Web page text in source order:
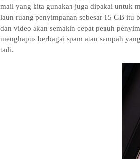
mail yang kita gunakan juga dipakai untuk
laun ruang penyimpanan sebesar 15 GB itu
dan video akan semakin cepat penuh
menghapus berbagai spam atau sampah
tadi.